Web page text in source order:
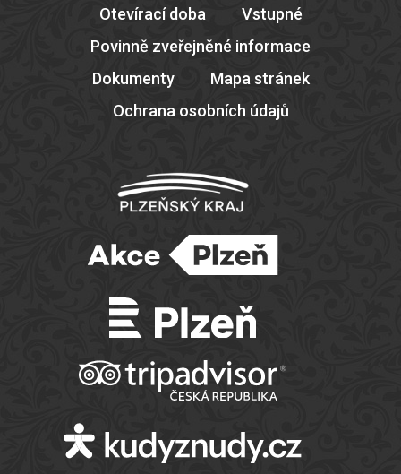
Otevírací doba
Vstupné
Povinně zveřejněné informace
Dokumenty
Mapa stránek
Ochrana osobních údajů